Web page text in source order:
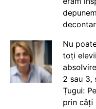
Nu
toți
2 sau 3,
Țugui:
prin câți